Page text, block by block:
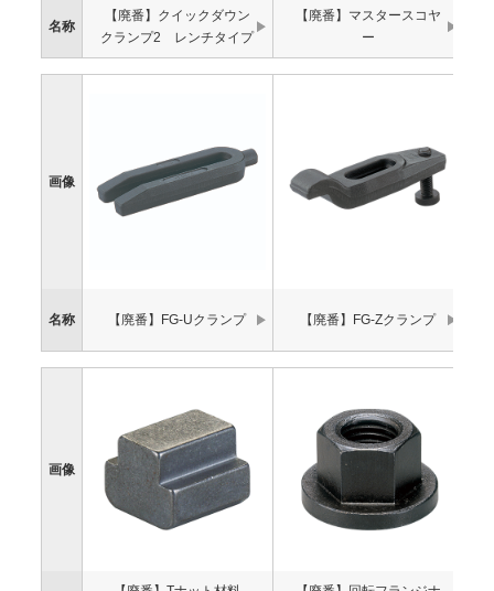
名称
【廃番】クイックダウン
クランプ2 レンチタイプ
【廃番】マスタースコヤ
ー
画像
名称 【廃番】FG-Uクランプ 【廃番】FG-Zクランプ
画像